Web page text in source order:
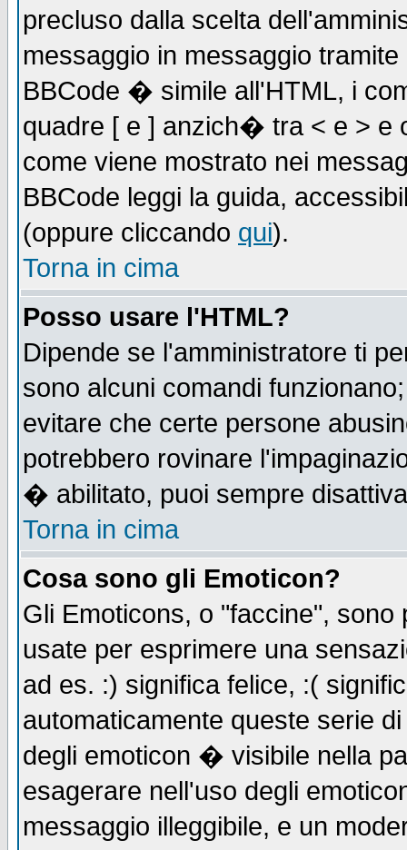
precluso dalla scelta
messaggio in messaggio
BBCode � simile all'HTML, i
quadre [ e ] anzich� tra < e > e
come viene mostrato nei
BBCode leggi la guida,
(oppure cliccando qui).
Torna in cima
Posso usare l'HTML?
Dipende se l'amministratore ti
sono alcuni comandi
evitare che certe persone
potrebbero rovinare
� abilitato, puoi sempre
Torna in cima
Cosa sono gli Emoticon?
Gli Emoticons, o "faccine",
usate per esprimere una
ad es. :) significa felice, :(
automaticamente queste serie
degli emoticon � visibile nella
esagerare nell'uso degli
messaggio illeggibile, e un